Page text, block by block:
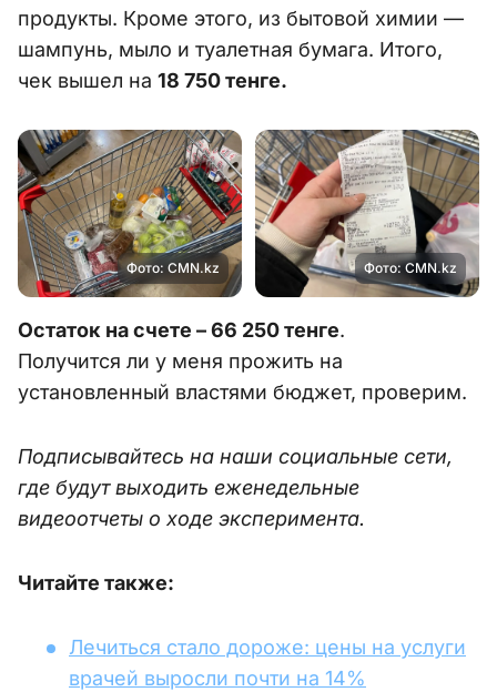
продукты. Кроме этого, из бытовой химии —
шампунь, мыло и туалетная бумага. Итого,
чек вышел на 18 750 тенге.
Фото: CMN.kz Фото: CMN.kz
Остаток на счете – 66 250 тенге.
Получится ли у меня прожить на
установленный властями бюджет, проверим.
Подписывайтесь на наши социальные сети,
где будут выходить еженедельные
видеоотчеты о ходе эксперимента.
Читайте также:
Лечиться стало дороже: цены на услуги
врачей выросли почти на 14%